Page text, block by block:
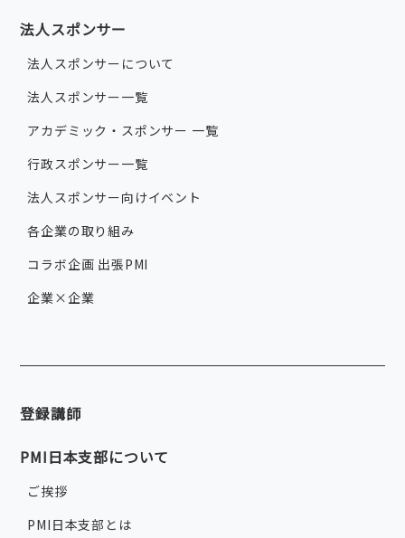
法人スポンサー
法人スポンサーについて
法人スポンサー一覧
アカデミック・スポンサー 一覧
行政スポンサー一覧
法人スポンサー向けイベント
各企業の取り組み
コラボ企画 出張PMI
企業×企業
登録講師
PMI日本支部について
ご挨拶
PMI日本支部とは